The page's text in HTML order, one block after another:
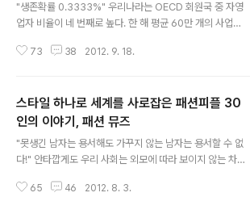
"생존확률 0.3333%" 우리나라는 OECD 회원국 중 자영
업자 비율이 네 번째로 높다. 한 해 평균 60만 개의 사업체
타까운 현실이다. 그만큼 창업의 길은 멀고도 험하다. 하지
안고 새로운 가게를 오픈하고 있다. 하지만 성공적인 창업
을 하기 위해서는 철저한 시장조사와 상권분석이 선결 과
제이다. 이에 오늘은 국내 최대 회원수를 보유한 BC카드에
서 출시한 유용한 창업 어플을 소개하고자 한다. 이름하여
국 36만 자영업체의 데이터베이스를 기반으로 전국 상권
73 38 2012. 9. 18.
스타일 하나로 세계를 사로잡은 패션피플 30
인의 이야기, 패션 뮤즈
"못생긴 남자는 용서해도 가꾸지 않는 남자는 용서할 수 없
다!" 안타깝게도 우리 사회는 외모에 따라 보이지 않는 차
평범한 남자에 비해 불이익을 받는다고 한다. 물론 여자는
65 46 2012. 8. 3.